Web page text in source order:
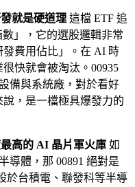
就是硬道理 這檔 ETF 追
數」，它的選股邏輯非常
費用佔比」。在 AI 時
快就會被淘汰。00935
備與系統廠，對於看好
說，是一檔極具爆發力的
高的 AI 晶片軍火庫 如
導體，那 00891 絕對是
於台積電、聯發科等半導